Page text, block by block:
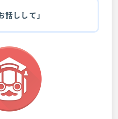
話しして」